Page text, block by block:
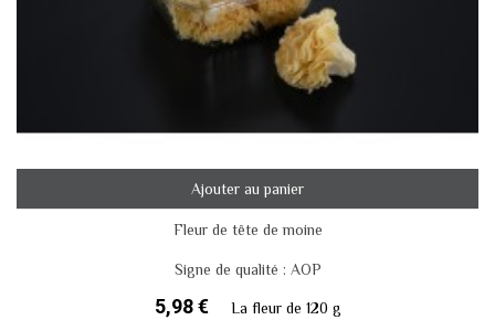
Ajouter au panier
Fleur de tête de moine
Signe de qualité : AOP
5,98 € La fleur de 120 g